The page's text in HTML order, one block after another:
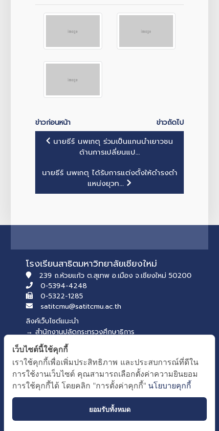
ข่าวก่อนหน้า
ข่าวถัดไป
นายธีร์ นพเกตุ ร่วมเป็นแกนนำเยาวชน
ด้านการเปลี่ยนแป...
นายธีร์ นพเกตุ ได้รับการแต่งตั้งให้ดำรงตำ
แหน่งยุวท...
โรงเรียนสาธิตมหาวิทยาลัยเชียงใหม่
239 ถ.ห้วยแก้ว ต.สุเทพ อ.เมือง จ.เชียงใหม่ 50200
0-5394-4248
0-5322-1285
satitcmu@satitcmu.ac.th
ลิงค์เว็บไซต์แนะนำ
→ สำนักงานปลัดกระทรวงศึกษาธิการ
→ สภานักเรียน รุ่นที่ 54
บริการของคณะศึกษาศาสตร์
→ เว็บไซต์คณะศึกษาศาสตร์
→ ระบบจัดการเว็บไซต์
เว็บไซต์นี้ใช้คุกกี้
เราใช้คุกกี้เพื่อเพิ่มประสิทธิภาพ และประสบการณ์ที่ดีใน
การใช้งานเว็บไซต์ คุณสามารถเลือกตั้งค่าความยินยอม
การใช้คุกกี้ได้ โดยคลิก "การตั้งค่าคุกกี้" นโยบายคุกกี้
ยอมรับทั้งหมด